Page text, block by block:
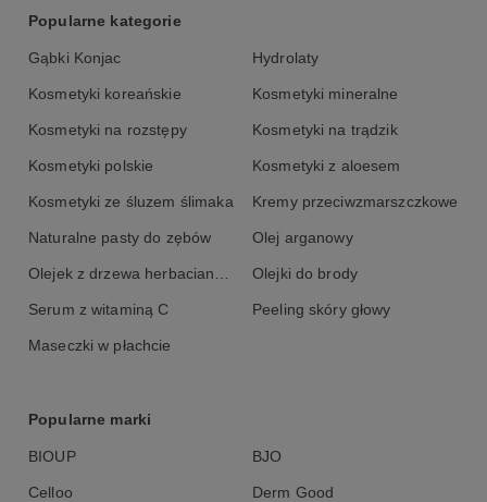
Popularne kategorie
Gąbki Konjac Hydrolaty
Kosmetyki koreańskie Kosmetyki mineralne
Kosmetyki na rozstępy Kosmetyki na trądzik
Kosmetyki polskie Kosmetyki z aloesem
Kosmetyki ze śluzem ślimaka Kremy przeciwzmarszczkowe
Naturalne pasty do zębów Olej arganowy
Olejek z drzewa herbacianego Olejki do brody
Serum z witaminą C Peeling skóry głowy
Maseczki w płachcie
Popularne marki
BIOUP BJO
Celloo Derm Good